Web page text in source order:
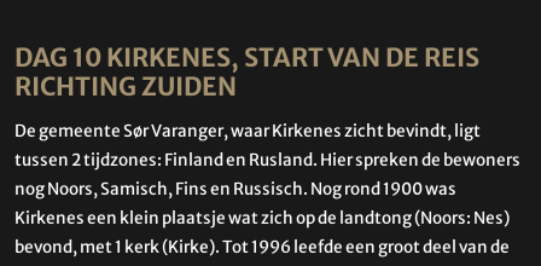
DAG 10 KIRKENES, START VAN DE REIS
RICHTING ZUIDEN
De gemeente Sør Varanger, waar Kirkenes zicht bevindt, ligt
tussen 2 tijdzones: Finland en Rusland. Hier spreken de bewoners
nog Noors, Samisch, Fins en Russisch. Nog rond 1900 was
Kirkenes een klein plaatsje wat zich op de landtong (Noors: Nes)
bevond, met 1 kerk (Kirke). Tot 1996 leefde een groot deel van de